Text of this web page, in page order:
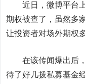
近日，微博平台上
期权被查了，虽然多
让投资者对场外期权
在该传闻爆出后，
待了好几拨私募基金